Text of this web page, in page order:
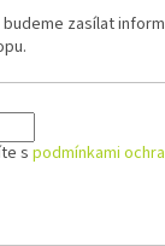
zasílat
s podmínkami